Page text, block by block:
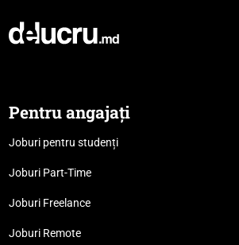
Pentru angajați
Joburi pentru studenți
Joburi Part-Time
Joburi Freelance
Joburi Remote